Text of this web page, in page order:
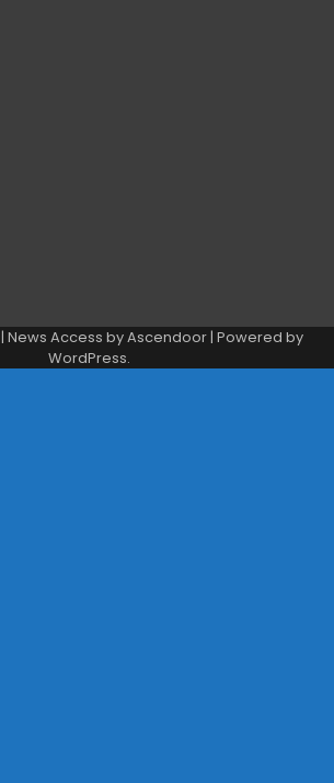
| News Access byAscendoor| Powered by
WordPress.